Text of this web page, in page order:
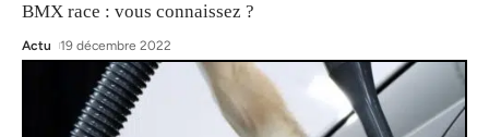
BMX race : vous connaissez ?
Actu 19 décembre 2022